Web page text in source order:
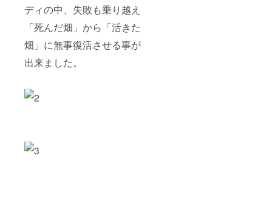
ディの中、失敗も乗り越え
「死んだ畑」から「活きた
畑」に無事復活させる事が
出来ました。